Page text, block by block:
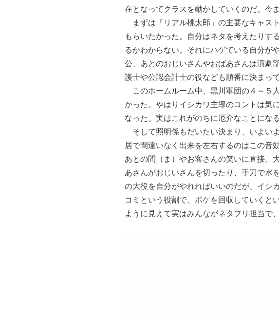
在となってクラスを動かしていくのだ。今
まずは「リアル桃太郎」の主要なキャス
もらいたかった。自分はネタを考えたりす
るかわからない。それにハゲている自分が
公、あとのおじいさんやおばあさんは演劇
護士や公認会計士の役なども順番に決まって
このホームルーム中、黒川軍団の４～５
かった。やはりイシカワ主導のコントは気
なった。実はこれがのちに厄介なことになる
そして照明係もだいたい決まり、いよい
居で間違いなく出来を左右するのはこの音
あとの間（ま）やお客さんの笑いに直接、
あさんがおじいさんを切ったり、手刀で水
の大役を自分がやれればいいのだが、イシ
コミという役割で、ボケを回収していくと
ように見えて実はみんながネタフリ担当で